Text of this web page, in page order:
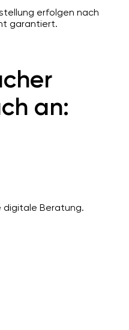
erfolgen nach
garantiert.
an:
digitale Beratung.